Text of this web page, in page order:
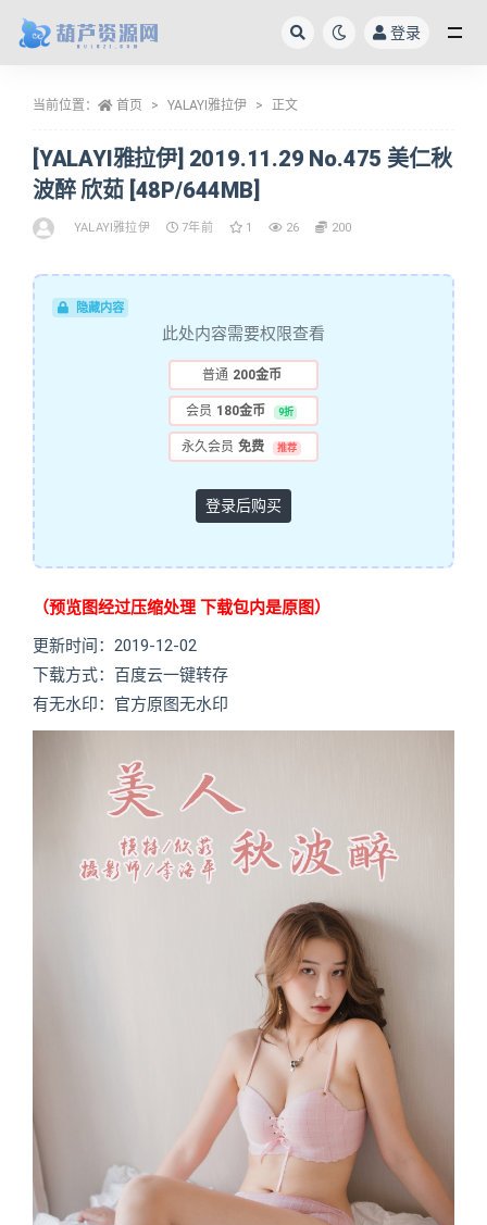
登录
当前位置： 首页 YALAYI雅拉伊 正文
[YALAYI雅拉伊] 2019.11.29 No.475 美仁秋
波醉 欣茹 [48P/644MB]
YALAYI雅拉伊 7年前 1 26 200
隐藏内容
此处内容需要权限查看
普通 200金币
会员 180金币 9折
永久会员 免费 推荐
登录后购买
（预览图经过压缩处理 下载包内是原图）
更新时间：2019-12-02
下载方式：百度云一键转存
有无水印：官方原图无水印